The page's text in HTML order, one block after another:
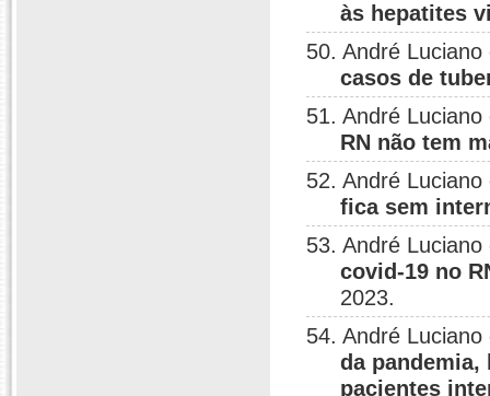
às hepatites
50. André
casos de
51. André
RN não tem
52. André
fica sem
53. André
covid-19 no
2023.
54. André
da pandemia,
pacientes